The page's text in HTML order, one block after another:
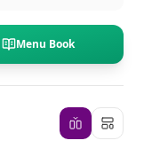
Menu Book